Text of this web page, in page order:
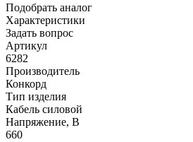
Подобрать аналог
Характеристики
Задать вопрос
Артикул
6282
Производитель
Конкорд
Тип изделия
Кабель силовой
Напряжение, В
660